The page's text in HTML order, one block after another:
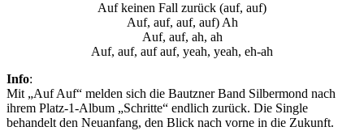
Auf keinen Fall zurück (auf, auf)
Auf, auf, auf, auf) Ah
Auf, auf, ah, ah
Auf, auf, auf auf, yeah, yeah, eh-ah
Info:
Mit „Auf Auf“ melden sich die Bautzner Band Silbermond nach
ihrem Platz-1-Album „Schritte“ endlich zurück. Die Single
behandelt den Neuanfang, den Blick nach vorne in die Zukunft.